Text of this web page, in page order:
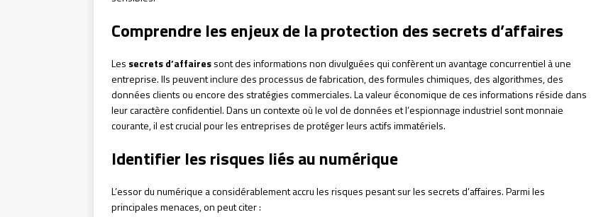
Comprendre les enjeux de la protection des secrets d’affaires
Les secrets d’affairessont des informations non divulguées qui confèrent un avantage concurrentiel à une
entreprise. Ils peuvent inclure des processus de fabrication, des formules chimiques, des algorithmes, des
données clients ou encore des stratégies commerciales. La valeur économique de ces informations réside dans
leur caractère confidentiel. Dans un contexte où le vol de données et l’espionnage industriel sont monnaie
courante, il est crucial pour les entreprises de protéger leurs actifs immatériels.
Identifier les risques liés au numérique
L’essor du numérique a considérablement accru les risques pesant sur les secrets d’affaires. Parmi les
principales menaces, on peut citer :